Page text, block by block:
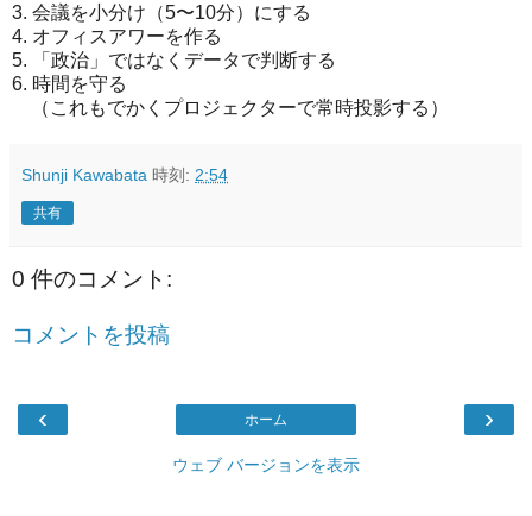
3. 会議を小分け（5〜10分）にする
4. オフィスアワーを作る
5. 「政治」ではなくデータで判断する
6. 時間を守る
（これもでかくプロジェクターで常時投影する）
Shunji Kawabata 時刻: 2:54
共有
0 件のコメント:
コメントを投稿
‹ ›
ホーム
ウェブ バージョンを表示